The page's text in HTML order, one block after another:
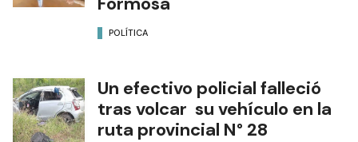
POLÍTICA
Un efectivo policial falleció
tras volcar su vehículo en la
ruta provincial N° 28